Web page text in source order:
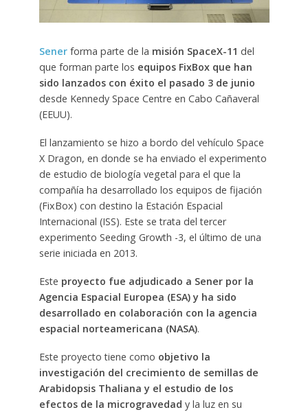
Sener forma parte de la misión SpaceX-11 del
que forman parte los equipos FixBox que han
sido lanzados con éxito el pasado 3 de junio
desde Kennedy Space Centre en Cabo Cañaveral
(EEUU).
El lanzamiento se hizo a bordo del vehículo Space
X Dragon, en donde se ha enviado el experimento
de estudio de biología vegetal para el que la
compañía ha desarrollado los equipos de fijación
(FixBox) con destino la Estación Espacial
Internacional (ISS). Este se trata del tercer
experimento Seeding Growth -3, el último de una
serie iniciada en 2013.
Este proyecto fue adjudicado a Sener por la
Agencia Espacial Europea (ESA) y ha sido
desarrollado en colaboración con la agencia
espacial norteamericana (NASA).
Este proyecto tiene como objetivo la
investigación del crecimiento de semillas de
Arabidopsis Thaliana y el estudio de los
efectos de la microgravedad y la luz en su